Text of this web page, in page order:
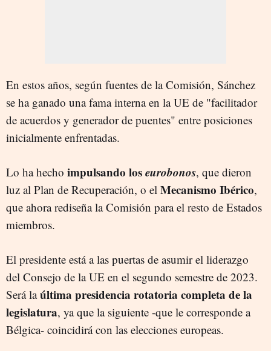
En estos años, según fuentes de la Comisión, Sánchez
se ha ganado una fama interna en la UE de "facilitador
de acuerdos y generador de puentes" entre posiciones
inicialmente enfrentadas.
Lo ha hecho impulsando loseurobonos, que dieron
luz al Plan de Recuperación, o el Mecanismo Ibérico,
que ahora rediseña la Comisión para el resto de Estados
miembros.
El presidente está a las puertas de asumir el liderazgo
del Consejo de la UE en el segundo semestre de 2023.
Será laúltima presidencia rotatoria completa de la
legislatura, ya que la siguiente -que le corresponde a
Bélgica- coincidirá con las elecciones europeas.